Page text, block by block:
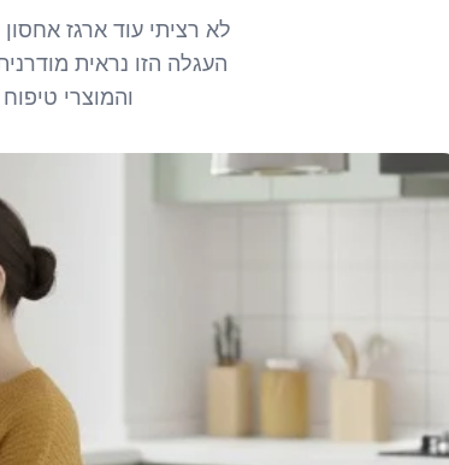
לא רציתי עוד ארגז
העגלה הזו נראית
והמוצרי